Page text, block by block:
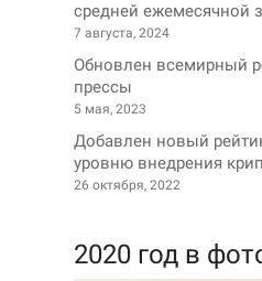
средней ежемесячной
7 августа, 2024
Обновлен всемирный
прессы
5 мая, 2023
Добавлен новый
уровню внедрения
26 октября, 2022
2020 год в